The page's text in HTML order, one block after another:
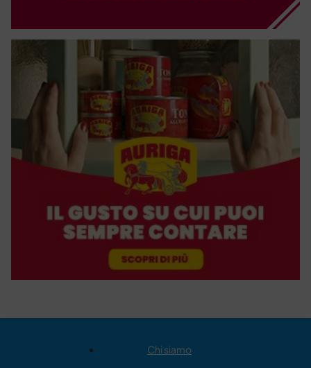
Chi siamo